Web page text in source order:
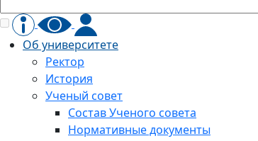
Об университете
Ректор
История
Ученый совет
Состав Ученого совета
Нормативные документы